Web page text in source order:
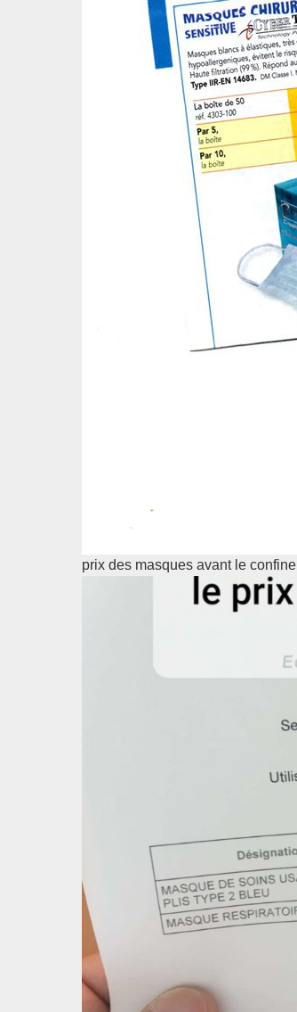
prix des masques avant le